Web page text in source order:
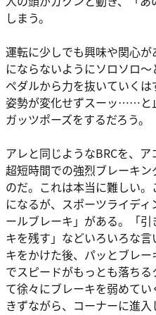
しまう。
運転に少しでも興味や関心
にならないようにソロソロ
ペダルから力を抜いていく
姿勢が変化せずスーッ……と
ガッツポーズをするだろう。
アレと同じようなBRCを、
超短時間での強烈ブレーキ
のだ。これは本当に難しい
になるが、スポーツライデ
ールブレーキ」がある。「
キを残す」などいろいろな
キをかけた後、パッとブレ
でスピードがもっとも落ち
て徐々にブレーキを弱めて
きずながら、コーナーに進入